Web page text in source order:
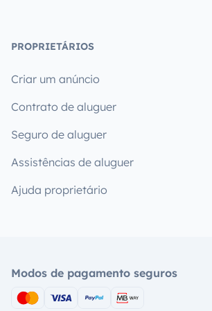
PROPRIETÁRIOS
Criar um anúncio
Contrato de aluguer
Seguro de aluguer
Assistências de aluguer
Ajuda proprietário
Modos de pagamento seguros